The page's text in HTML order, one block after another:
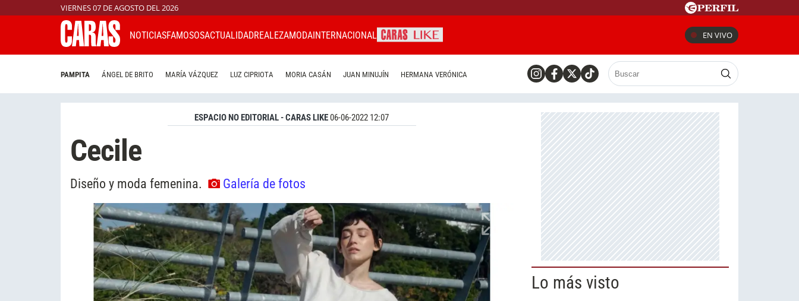
VIERNES 07 DE AGOSTO DEL 2026
NOTICIASFAMOSOSACTUALIDADREALEZAMODAINTERNACIONAL EN VIVO
PAMPITA ÁNGEL DE BRITO MARÍA VÁZQUEZ LUZ CIPRIOTA MORIA CASÁN JUAN MINUJÍN HERMANA VERÓNICA
ESPACIO NO EDITORIAL - CARAS LIKE06-06-2022 12:07
Cecile
Diseño y moda femenina. Galería de fotos
Lo más visto